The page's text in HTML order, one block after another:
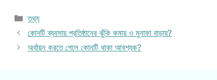
Categories
তথ্য
কোনটি ব্যবসায় প্রতিষ্ঠানের ঝুঁকি কমায় ও মুনাফা বাড়ায়?
অর্থায়ন করতে গেলে কোনটি থাকা আবশ্যক?